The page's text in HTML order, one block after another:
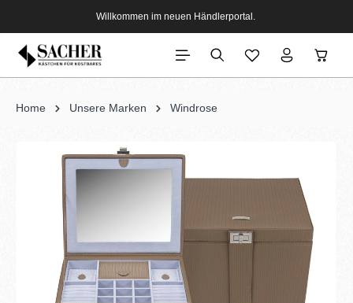
Willkommen im neuen Händlerportal.
Home Unsere Marken Windrose